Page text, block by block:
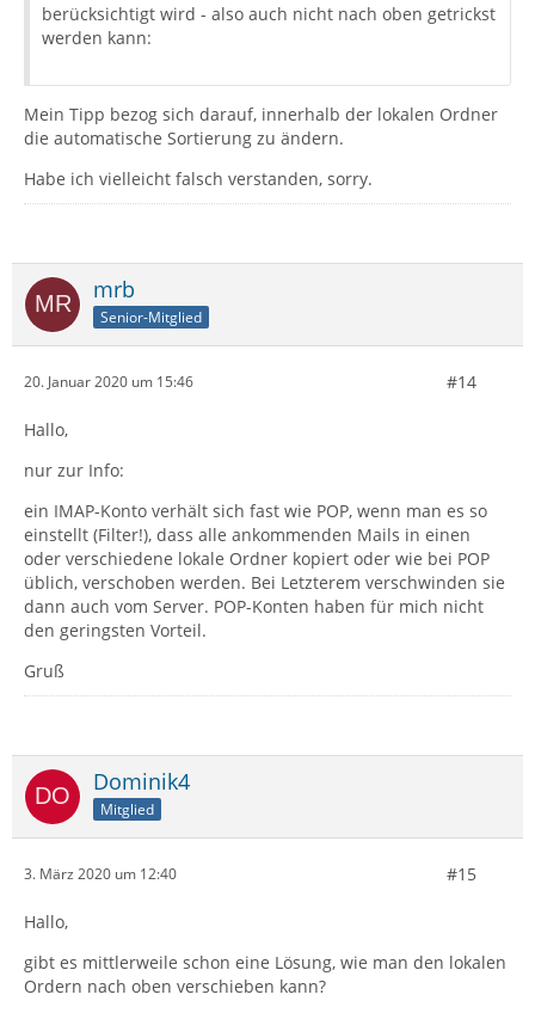
berücksichtigt wird - also auch nicht nach oben getrickst
werden kann:
Mein Tipp bezog sich darauf, innerhalb der lokalen Ordner
die automatische Sortierung zu ändern.
Habe ich vielleicht falsch verstanden, sorry.
mrb
Senior-Mitglied
20. Januar 2020 um 15:46 #14
Hallo,
nur zur Info:
ein IMAP-Konto verhält sich fast wie POP, wenn man es so
einstellt (Filter!), dass alle ankommenden Mails in einen
oder verschiedene lokale Ordner kopiert oder wie bei POP
üblich, verschoben werden. Bei Letzterem verschwinden sie
dann auch vom Server. POP-Konten haben für mich nicht
den geringsten Vorteil.
Gruß
Dominik4
Mitglied
3. März 2020 um 12:40 #15
Hallo,
gibt es mittlerweile schon eine Lösung, wie man den lokalen
Ordern nach oben verschieben kann?